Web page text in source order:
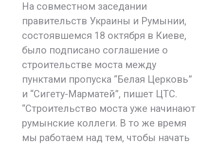
На совместном заседании
правительств Украины и Румынии,
состоявшемся 18 октября в Киеве,
было подписано соглашение о
строительстве моста между
пунктами пропуска “Белая Церковь”
и “Сигету-Марматей”, пишет ЦТС.
“Строительство моста уже начинают
румынские коллеги. В то же время
мы работаем над тем, чтобы начать